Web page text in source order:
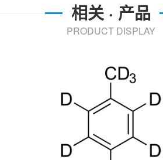
相关 · 产品
PRODUCT DISPLAY